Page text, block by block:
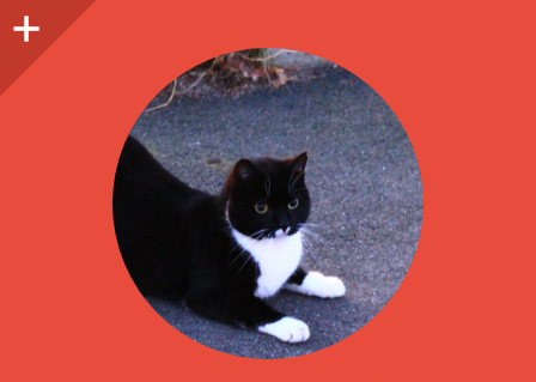
O
p
e
n
i
d
e
b
a
Seitenleiste